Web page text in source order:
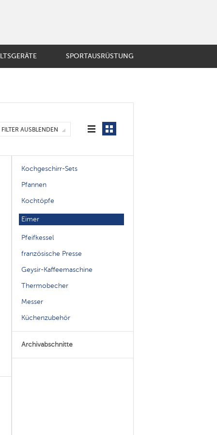
SPORTAUSRÜSTUNG
FILTER AUSBLENDEN
Kochgeschirr-Sets
Pfannen
Kochtöpfe
Eimer
Pfeifkessel
französische Presse
Geysir-Kaffeemaschine
Thermobecher
Messer
Küchenzubehör
Archivabschnitte